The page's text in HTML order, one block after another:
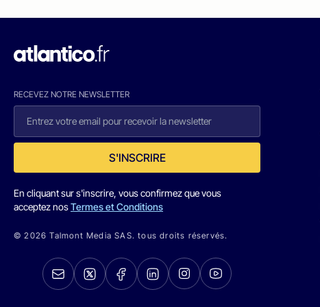
RECEVEZ NOTRE NEWSLETTER
S'INSCRIRE
En cliquant sur s'inscrire, vous confirmez que vous
acceptez nosTermes et Conditions
© 2026 Talmont Media SAS. tous droits réservés.